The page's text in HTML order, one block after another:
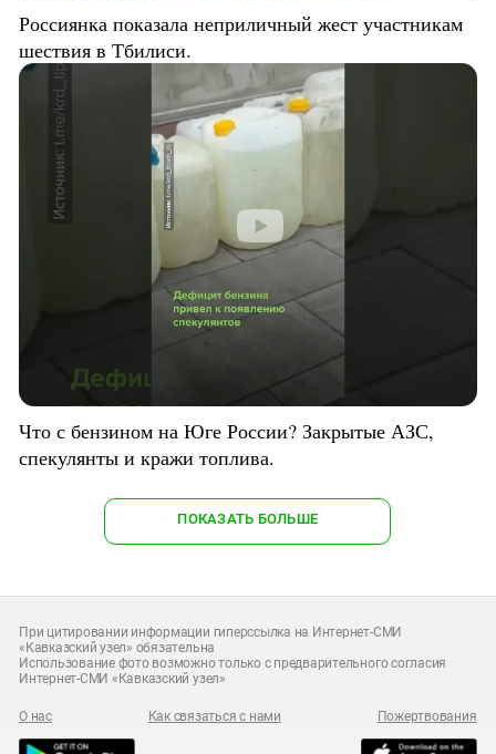
Россиянка показала неприличный жест участникам
шествия в Тбилиси.
Что с бензином на Юге России? Закрытые АЗС,
спекулянты и кражи топлива.
ПОКАЗАТЬ БОЛЬШЕ
При цитировании информации гиперссылка на Интернет-СМИ
«Кавказский узел» обязательна
Использование фото возможно только с предварительного согласия
Интернет-СМИ «Кавказский узел»
О нас Как связаться с нами Пожертвования